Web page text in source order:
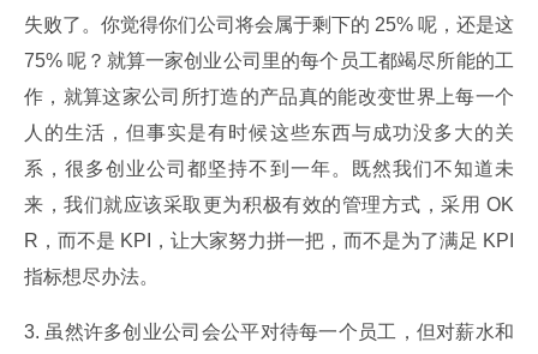
失败了。你觉得你们公司将会属于剩下的 25% 呢，还是这
75% 呢？就算一家创业公司里的每个员工都竭尽所能的工
作，就算这家公司所打造的产品真的能改变世界上每一个
人的生活，但事实是有时候这些东西与成功没多大的关
系，很多创业公司都坚持不到一年。既然我们不知道未
来，我们就应该采取更为积极有效的管理方式，采用 OK
R，而不是 KPI，让大家努力拼一把，而不是为了满足 KPI
指标想尽办法。
3. 虽然许多创业公司会公平对待每一个员工，但对薪水和